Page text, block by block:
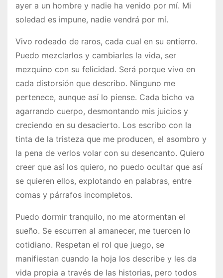
ayer a un hombre y nadie ha venido por mí. Mi
soledad es impune, nadie vendrá por mí.
Vivo rodeado de raros, cada cual en su entierro.
Puedo mezclarlos y cambiarles la vida, ser
mezquino con su felicidad. Será porque vivo en
cada distorsión que describo. Ninguno me
pertenece, aunque así lo piense. Cada bicho va
agarrando cuerpo, desmontando mis juicios y
creciendo en su desacierto. Los escribo con la
tinta de la tristeza que me producen, el asombro y
la pena de verlos volar con su desencanto. Quiero
creer que así los quiero, no puedo ocultar que así
se quieren ellos, explotando en palabras, entre
comas y párrafos incompletos.
Puedo dormir tranquilo, no me atormentan el
sueño. Se escurren al amanecer, me tuercen lo
cotidiano. Respetan el rol que juego, se
manifiestan cuando la hoja los describe y les da
vida propia a través de las historias, pero todos